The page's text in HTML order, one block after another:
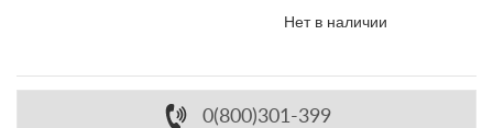
Нет в наличии
0(800)301-399